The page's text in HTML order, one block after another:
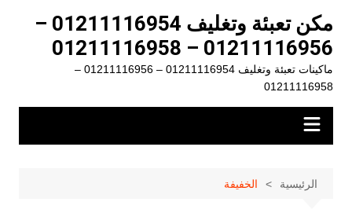
المحتوى
مكن تعبئة وتغليف 01211116954 –
01211116956 – 01211116958
ماكينات تعبئة وتغليف 01211116954 – 01211116956 –
01211116958
الرئيسية الخفيفة